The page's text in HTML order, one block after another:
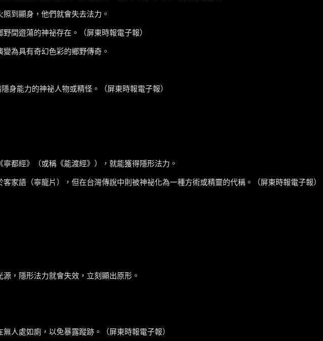
到顯身，他們就會失去法力。
間遊蕩的神祕存在。（屏東時報電子報）
為具有奇幻色彩的鄉野傳奇。
身能力的神祕人物或精怪。（屏東時報電子報）
都經》（或稱《能渡經》），就能獲得隱形法力。
家語（寧龍片），但在台灣傳說中則被神祕化為一種方術或精靈的代稱。（屏東時報電子報）
，隱形法力就會失效，立刻顯出原形。
人處如廁，以免暴露蹤跡。（屏東時報電子報）